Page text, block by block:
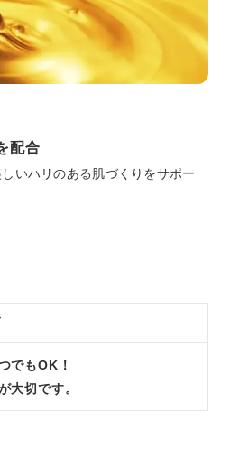
配合
いハリのある肌づくりをサポー
でもOK！
大切です。